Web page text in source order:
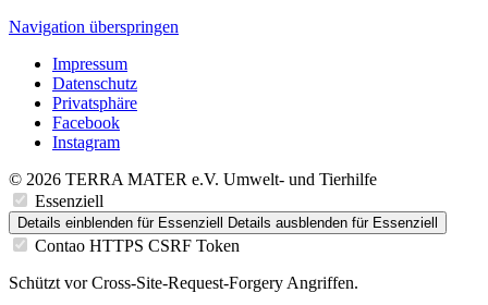
Navigation überspringen
Impressum
Datenschutz
Privatsphäre
Facebook
Instagram
© 2026 TERRA MATER e.V. Umwelt- und Tierhilfe
Essenziell
Details einblenden für Essenziell Details ausblenden für Essenziell
Contao HTTPS CSRF Token
Schützt vor Cross-Site-Request-Forgery Angriffen.